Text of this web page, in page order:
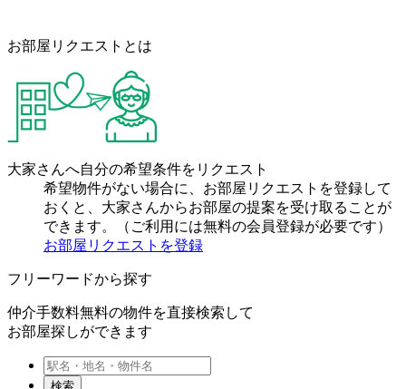
お部屋リクエストとは
大家さんへ自分の希望条件をリクエスト
希望物件がない場合に、お部屋リクエストを登録して
おくと、大家さんからお部屋の提案を受け取ることが
できます。（ご利用には無料の会員登録が必要です）
お部屋リクエストを登録
フリーワードから探す
仲介手数料無料の物件を直接検索して
お部屋探しができます
検索